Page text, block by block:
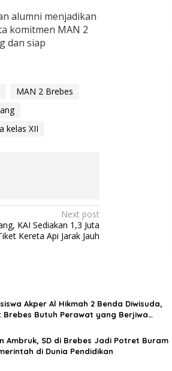
alumni menjadikan
komitmen MAN 2
dan siap
MAN 2 Brebes
kelas XII
Next post
KAI Sediakan 1,3 Juta
Kereta Api Jarak Jauh
Akper Al Hikmah 2 Benda Diwisuda,
Brebes Butuh Perawat yang Berjiwa
Ambruk, SD di Brebes Jadi Potret Buram
di Dunia Pendidikan